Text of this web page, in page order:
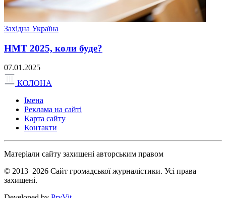
Західна Україна
НМТ 2025, коли буде?
07.01.2025
КОЛОНА
Імена
Реклама на сайті
Карта сайту
Контакти
Матеріали сайту захищені авторським правом
© 2013–2026 Сайт громадської журналістики. Усі права
захищені.